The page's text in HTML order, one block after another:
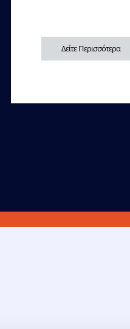
Δείτε Περισσότερα